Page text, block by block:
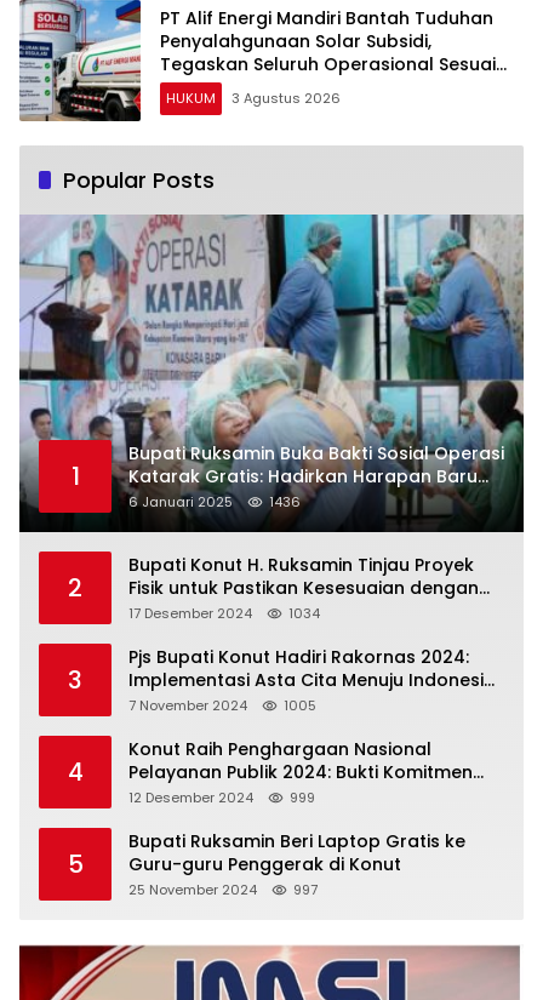
PT Alif Energi Mandiri Bantah Tuduhan
Penyalahgunaan Solar Subsidi,
Tegaskan Seluruh Operasional Sesuai
Regulasi
HUKUM 3 Agustus 2026
Popular Posts
1
Bupati Ruksamin Buka Bakti Sosial Operasi
Katarak Gratis: Hadirkan Harapan Baru
bagi Masyarakat Konut
6 Januari 2025 1436
2
Bupati Konut H. Ruksamin Tinjau Proyek
Fisik untuk Pastikan Kesesuaian dengan
Perencanaan
17 Desember 2024 1034
3
Pjs Bupati Konut Hadiri Rakornas 2024:
Implementasi Asta Cita Menuju Indonesia
Emas
7 November 2024 1005
4
Konut Raih Penghargaan Nasional
Pelayanan Publik 2024: Bukti Komitmen
Menuju Pelayanan Prima
12 Desember 2024 999
5
Bupati Ruksamin Beri Laptop Gratis ke
Guru-guru Penggerak di Konut
25 November 2024 997